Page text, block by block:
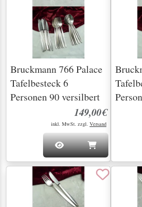
Bruckmann 766 Palace
Tafelbesteck 6
Personen 90 versilbert
149,00€
inkl. MwSt. zzgl. Versand